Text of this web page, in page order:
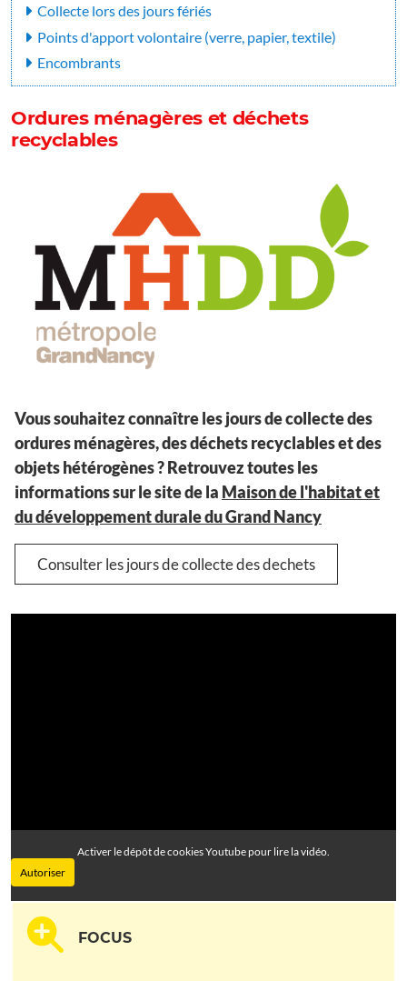
Collecte lors des jours fériés
Points d'apport volontaire (verre, papier, textile)
Encombrants
Ordures ménagères et déchets
recyclables
Vous souhaitez connaître les jours de collecte des
ordures ménagères, des déchets recyclables et des
objets hétérogènes ? Retrouvez toutes les
informations sur le site de la Maison de l'habitat et
du développement durale du Grand Nancy
Consulter les jours de collecte des dechets
Activer le dépôt de cookies Youtube pour lire la vidéo.
Autoriser
FOCUS